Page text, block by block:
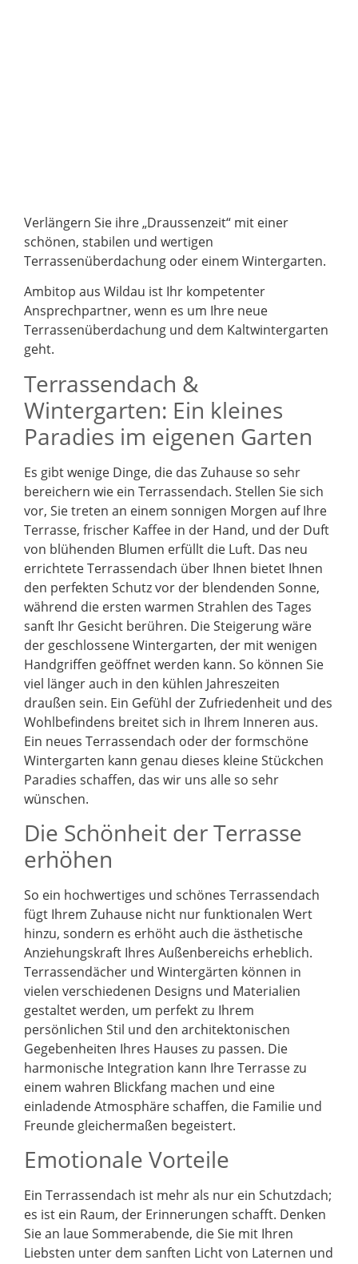
Verlängern Sie ihre „Draussenzeit“ mit einer
schönen, stabilen und wertigen
Terrassenüberdachung oder einem Wintergarten.
Ambitop aus Wildau ist Ihr kompetenter
Ansprechpartner, wenn es um Ihre neue
Terrassenüberdachung und dem Kaltwintergarten
geht.
Terrassendach &
Wintergarten: Ein kleines
Paradies im eigenen Garten
Es gibt wenige Dinge, die das Zuhause so sehr
bereichern wie ein Terrassendach. Stellen Sie sich
vor, Sie treten an einem sonnigen Morgen auf Ihre
Terrasse, frischer Kaffee in der Hand, und der Duft
von blühenden Blumen erfüllt die Luft. Das neu
errichtete Terrassendach über Ihnen bietet Ihnen
den perfekten Schutz vor der blendenden Sonne,
während die ersten warmen Strahlen des Tages
sanft Ihr Gesicht berühren. Die Steigerung wäre
der geschlossene Wintergarten, der mit wenigen
Handgriffen geöffnet werden kann. So können Sie
viel länger auch in den kühlen Jahreszeiten
draußen sein. Ein Gefühl der Zufriedenheit und des
Wohlbefindens breitet sich in Ihrem Inneren aus.
Ein neues Terrassendach oder der formschöne
Wintergarten kann genau dieses kleine Stückchen
Paradies schaffen, das wir uns alle so sehr
wünschen.
Die Schönheit der Terrasse
erhöhen
So ein hochwertiges und schönes Terrassendach
fügt Ihrem Zuhause nicht nur funktionalen Wert
hinzu, sondern es erhöht auch die ästhetische
Anziehungskraft Ihres Außenbereichs erheblich.
Terrassendächer und Wintergärten können in
vielen verschiedenen Designs und Materialien
gestaltet werden, um perfekt zu Ihrem
persönlichen Stil und den architektonischen
Gegebenheiten Ihres Hauses zu passen. Die
harmonische Integration kann Ihre Terrasse zu
einem wahren Blickfang machen und eine
einladende Atmosphäre schaffen, die Familie und
Freunde gleichermaßen begeistert.
Emotionale Vorteile
Ein Terrassendach ist mehr als nur ein Schutzdach;
es ist ein Raum, der Erinnerungen schafft. Denken
Sie an laue Sommerabende, die Sie mit Ihren
Liebsten unter dem sanften Licht von Laternen und